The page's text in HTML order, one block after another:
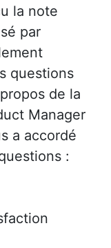
la note
par
questions
de la
Manager
a accordé
: